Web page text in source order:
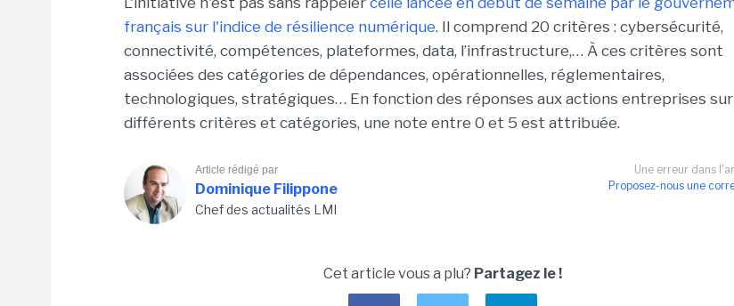
français sur l'indice de résilience numérique. Il comprend 20 critères : cybersécurité,
connectivité, compétences, plateformes, data, l’infrastructure,… À ces critères sont
associées des catégories de dépendances, opérationnelles, réglementaires,
technologiques, stratégiques… En fonction des réponses aux actions entreprises
différents critères et catégories, une note entre 0 et 5 est attribuée.
Une erreur dans
Proposez-nous une
Article rédigé par
Dominique Filippone
Chef des actualités LMI
Cet article vous a plu? Partagez le !